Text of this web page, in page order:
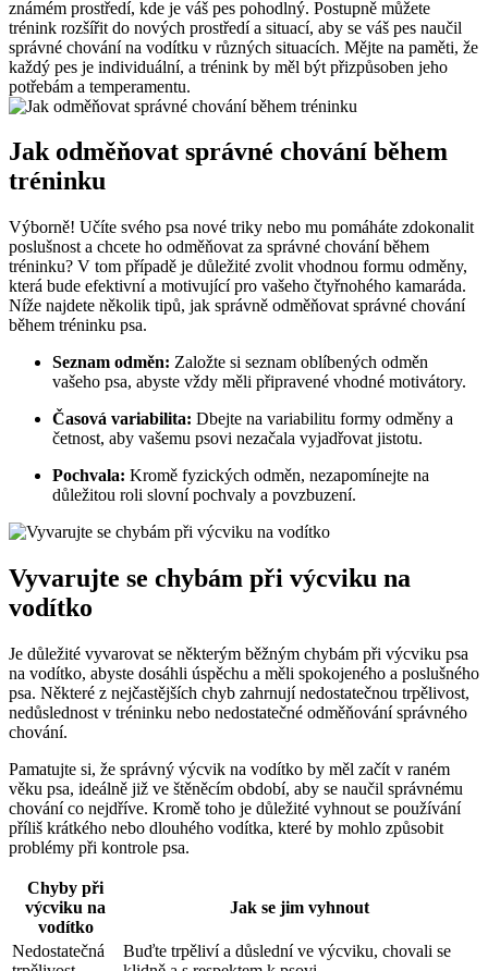
známém prostředí, kde je váš pes pohodlný. Postupně můžete
trénink rozšířit do nových prostředí a situací, aby se váš pes naučil
správné chování na vodítku v různých situacích. Mějte na paměti, že
každý pes je individuální, a trénink by měl být přizpůsoben jeho
potřebám a temperamentu.
Jak odměňovat správné chování během
tréninku
Výborně! Učíte svého psa nové triky nebo mu pomáháte zdokonalit
poslušnost a chcete ho odměňovat za správné chování během
tréninku? V tom případě je důležité zvolit vhodnou formu odměny,
která bude efektivní a motivující pro vašeho čtyřnohého kamaráda.
Níže najdete několik tipů, jak správně odměňovat správné chování
během tréninku psa.
Seznam odměn: Založte si seznam oblíbených odměn
vašeho psa, abyste vždy měli připravené vhodné motivátory.
Časová variabilita: Dbejte na variabilitu formy odměny a
četnost, aby vašemu psovi nezačala vyjadřovat jistotu.
Pochvala: Kromě fyzických odměn, nezapomínejte na
důležitou roli slovní pochvaly a povzbuzení.
Vyvarujte se chybám při výcviku na
vodítko
Je důležité vyvarovat se některým běžným chybám při výcviku psa
na vodítko, abyste dosáhli úspěchu a měli spokojeného a poslušného
psa. Některé z nejčastějších chyb zahrnují nedostatečnou trpělivost,
nedůslednost v tréninku nebo nedostatečné odměňování správného
chování.
Pamatujte si, že správný výcvik na vodítko by měl začít v raném
věku psa, ideálně již ve štěněcím období, aby se naučil správnému
chování co nejdříve. Kromě toho je důležité vyhnout se používání
příliš krátkého nebo dlouhého vodítka, které by mohlo způsobit
problémy při kontrole psa.
Chyby při
výcviku na
vodítko
Jak se jim vyhnout
Nedostatečná
Buďte trpěliví a důslední ve výcviku, chovali se